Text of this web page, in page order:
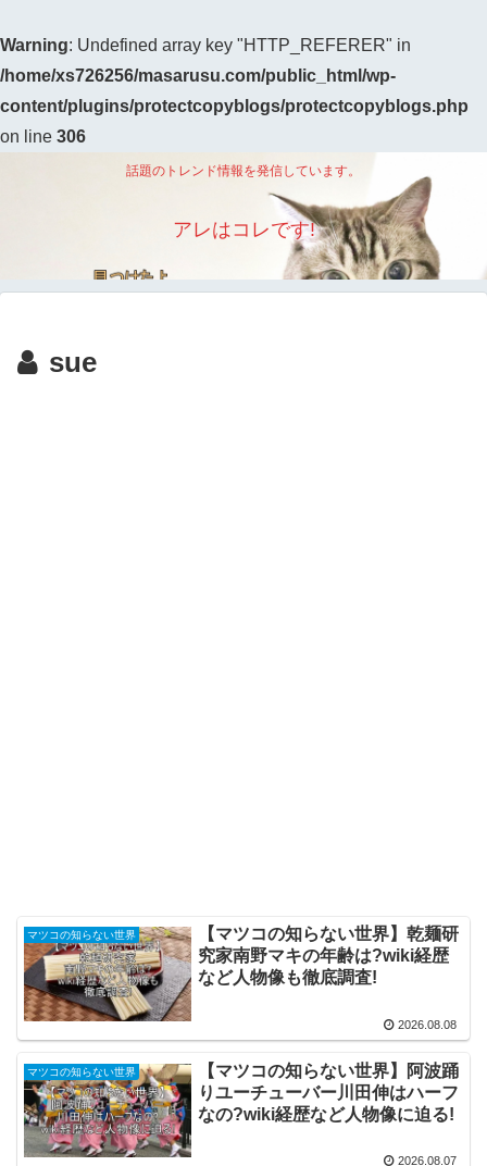
Warning: Undefined array key "HTTP_REFERER" in
/home/xs726256/masarusu.com/public_html/wp-
content/plugins/protectcopyblogs/protectcopyblogs.php
on line 306
話題のトレンド情報を発信しています。
アレはコレです!
sue
マツコの知らない世界
【マツコの知らない世界】乾麺研
究家南野マキの年齢は?wiki経歴
など人物像も徹底調査!
2026.08.08
マツコの知らない世界
【マツコの知らない世界】阿波踊
りユーチューバー川田伸はハーフ
なの?wiki経歴など人物像に迫る!
2026.08.07